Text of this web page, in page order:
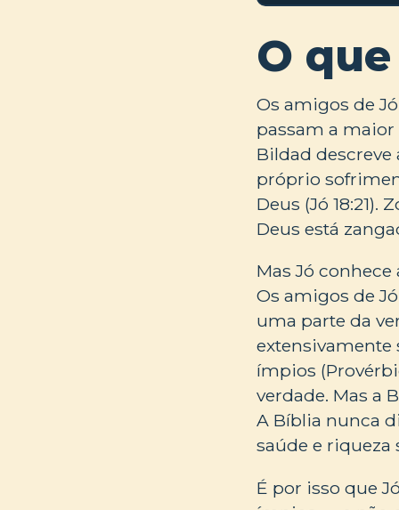
O
Os amigos de
passam a
Bildad
próprio
Deus (Jó
Deus está
Mas Jó conhece
Os amigos de
uma parte da
extensivamente
ímpios
verdade. Mas a
A Bíblia nunca
saúde e
É por isso que